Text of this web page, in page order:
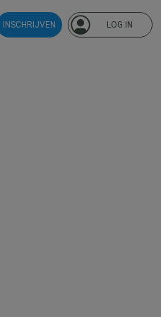
INSCHRIJVEN LOG IN